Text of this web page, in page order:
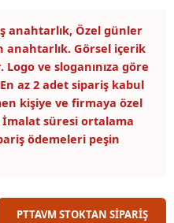
anahtarlık, Özel günler
anahtarlık. Görsel içerik
ve sloganınıza göre
az 2 adet sipariş kabul
kişiye ve firmaya özel
süresi ortalama
ödemeleri peşin
PTTAVM STOKTAN SİPARİŞ